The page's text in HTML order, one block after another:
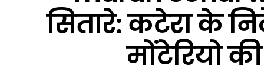
सितारे: कटेरा के
मोंटेरियो